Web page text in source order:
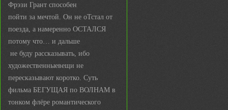
Фрэзи Грант способен
пойти за мечтой. Он не оТстал от
поезда, а намеренно ОСТАЛСЯ
потому что… и дальше
не буду рассказывать, ибо
художественныевещи не
пересказывают коротко. Суть
фильма БЕГУЩАЯ по ВОЛНАМ в
тонком флёре романтического